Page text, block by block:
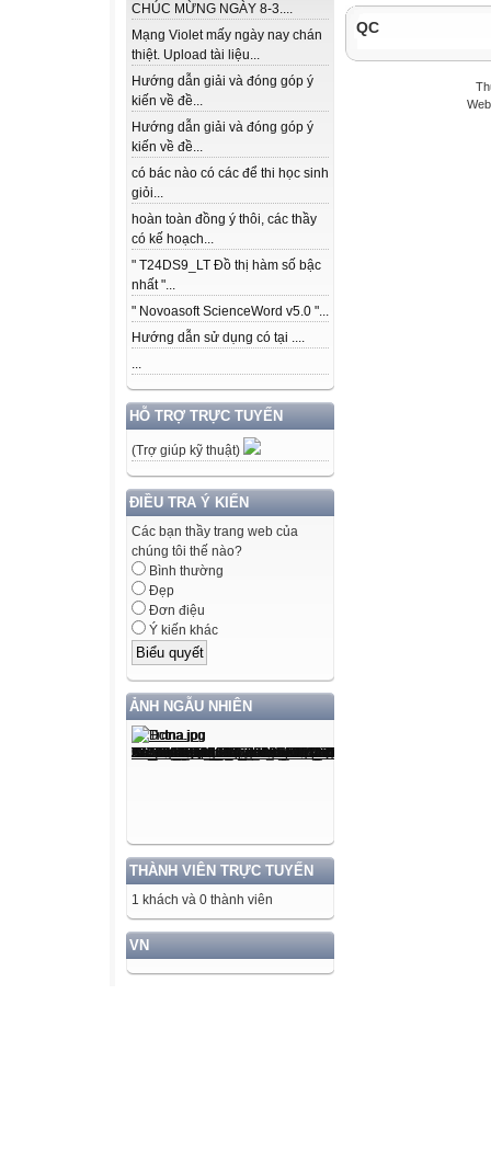
CHÚC MỪNG NGÀY 8-3....
Mạng Violet mấy ngày nay chán
thiệt. Upload tài liệu...
Hướng dẫn giải và đóng góp ý
kiến về đề...
Hướng dẫn giải và đóng góp ý
kiến về đề...
có bác nào có các để thi học sinh
giỏi...
hoàn toàn đồng ý thôi, các thầy
có kế hoạch...
" T24DS9_LT Đồ thị hàm số bậc
nhất "...
" Novoasoft ScienceWord v5.0 "...
Hướng dẫn sử dụng có tại ....
...
HỖ TRỢ TRỰC TUYẾN
(Trợ giúp kỹ thuật)
ĐIỀU TRA Ý KIẾN
Các bạn thầy trang web của
chúng tôi thế nào?
Bình thường
Đẹp
Đơn điệu
Ý kiến khác
ẢNH NGẪU NHIÊN
THÀNH VIÊN TRỰC TUYẾN
1 khách và 0 thành viên
VN
QC